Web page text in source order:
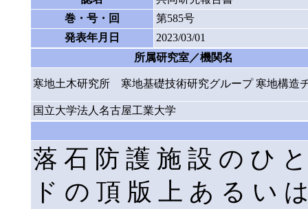
巻・号・回
第585号
発表年月日
2023/03/01
所属研究室／機関名
寒地土木研究所 寒地基礎技術研究グループ 寒地構造
国立大学法人名古屋工業大学
落 石 防 護 施 設 の ひ
ド の 頂 版 上 あ る い